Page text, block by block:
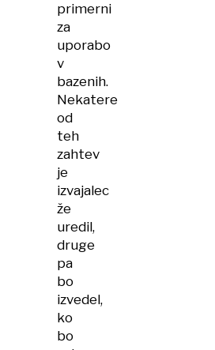
primerni
za
uporabo
v
bazenih.
Nekatere
od
teh
zahtev
je
izvajalec
že
uredil,
druge
pa
bo
izvedel,
ko
bo